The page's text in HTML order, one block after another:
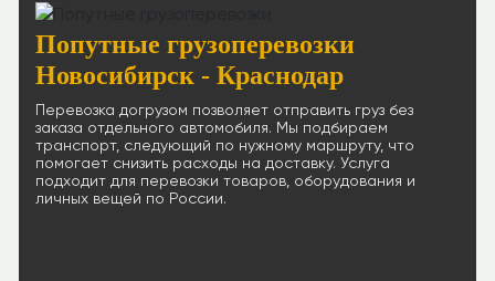
Попутные грузоперевозки
Новосибирск - Краснодар
Перевозка догрузом позволяет отправить груз без
заказа отдельного автомобиля. Мы подбираем
транспорт, следующий по нужному маршруту, что
помогает снизить расходы на доставку. Услуга
подходит для перевозки товаров, оборудования и
личных вещей по России.